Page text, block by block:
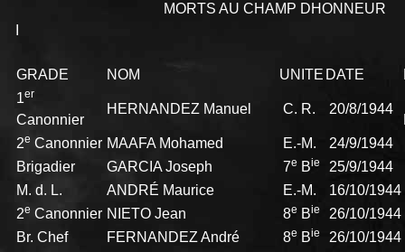
MORTS AU CHAMP DHONNEUR
GRADE NOM UNITE DATE
1er
Canonnier
HERNANDEZ Manuel C. R. 20/8/1944
2e Canonnier MAAFA Mohamed E.-M. 24/9/1944
Brigadier
GARCIA Joseph 7e Bie 25/9/1944
M. d. L.
ANDRÉ Maurice E.-M. 16/10/1944
2e Canonnier NIETO Jean 8e Bie 26/10/1944
Br. Chef
FERNANDEZ André 8e Bie 26/10/1944